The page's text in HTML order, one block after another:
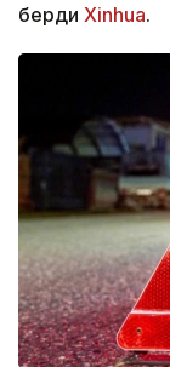
берди Xinhua.